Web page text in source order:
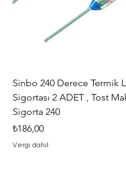
Sinbo 240 Derece Termik
Sigortası 2 ADET , Tost
Sigorta 240
Fiyat
₺186,00
Vergi dahil